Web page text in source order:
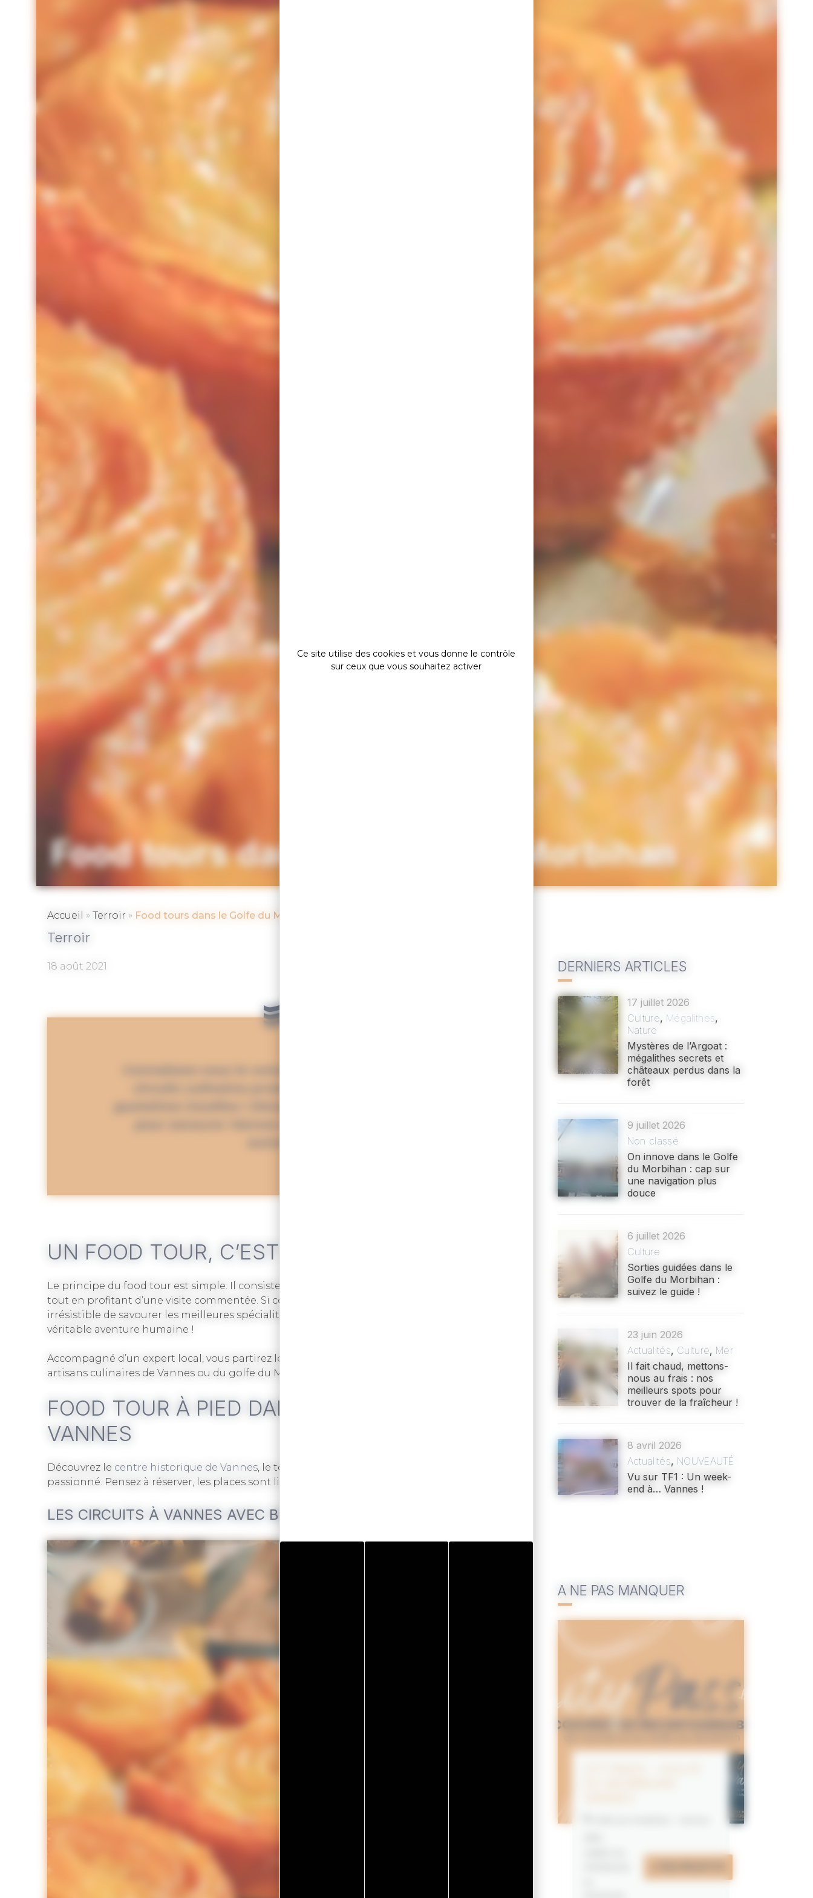
Food tours dans le Golfe du Morbihan
Accueil » Terroir » Food tours dans le Golfe du Morbihan
Terroir
18 août 2021
UN FOOD TOUR, C’EST QUOI EXACTEMENT ?
Le principe du food tour est simple. Il consiste à vous faire découvrir la gastronomie locale
tout en profitant d’une visite commentée. Si ces balades gustatives offrent une occasion
irrésistible de savourer les meilleures spécialités bretonnes, elles demeurent avant tout une
véritable aventure humaine !
Accompagné d’un expert local, vous partirez le temps d’une matinée à la rencontre des
artisans culinaires de Vannes ou du golfe du Morbihan.
FOOD TOUR À PIED DANS LA VILLE DE
VANNES
Découvrez le centre historique de Vannes, le temps d’une matinée avec un guide culinaire
passionné. Pensez à réserver, les places sont limitées !
LES CIRCUITS À VANNES AVEC BREIZHTRONOMIE
DERNIERS ARTICLES
17 juillet 2026
Culture, Mégalithes,
Nature
Mystères de l’Argoat :
mégalithes secrets et
châteaux perdus dans la
forêt
9 juillet 2026
Non classé
On innove dans le Golfe
du Morbihan : cap sur
une navigation plus
douce
6 juillet 2026
Culture
Sorties guidées dans le
Golfe du Morbihan :
suivez le guide !
23 juin 2026
Actualités, Culture, Mer
Il fait chaud, mettons-
nous au frais : nos
meilleurs spots pour
trouver de la fraîcheur !
8 avril 2026
Actualités, NOUVEAUTÉ
Vu sur TF1 : Un week-
end à… Vannes !
A NE PAS MANQUER
Ce site utilise des cookies et vous donne le contrôle
sur ceux que vous souhaitez activer